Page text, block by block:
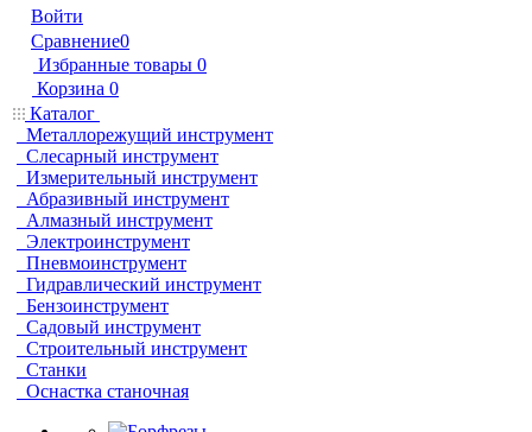
Войти
Сравнение0
Избранные товары 0
Корзина 0
Каталог
Металлорежущий инструмент
Слесарный инструмент
Измерительный инструмент
Абразивный инструмент
Алмазный инструмент
Электроинструмент
Пневмоинструмент
Гидравлический инструмент
Бензоинструмент
Садовый инструмент
Строительный инструмент
Станки
Оснастка станочная